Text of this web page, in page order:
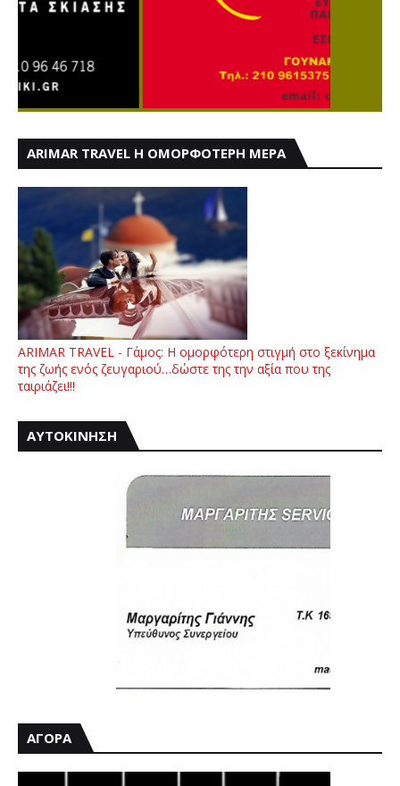
ARIMAR TRAVEL Η ΟΜΟΡΦΟΤΕΡΗ ΜΕΡΑ
ARIMAR TRAVEL - Γάμος: Η ομορφότερη στιγμή στο ξεκίνημα
της ζωής ενός ζευγαριού…δώστε της την αξία που της
ταιριάζει!!!
ΑΥΤΟΚΙΝΗΣΗ
ΑΓΟΡΑ